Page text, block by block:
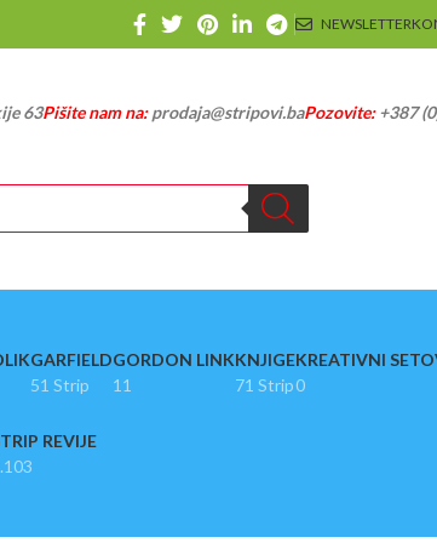
NEWSLETTER
63Pišite nam na:prodaja@stripovi.baPozovite:+387
GARFIELD
51 Strip
GORDON LINK
11
KNJIGE
71 Strip
KREATIVNI
0
REVIJE